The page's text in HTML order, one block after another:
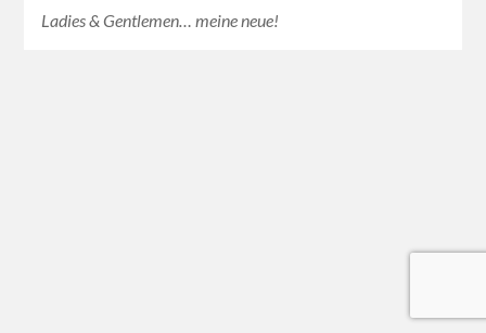
Ladies & Gentlemen… meine neue!